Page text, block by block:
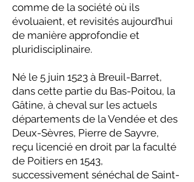
comme de la société où ils
évoluaient, et revisités aujourd’hui
de manière approfondie et
pluridisciplinaire.
Né le 5 juin 1523 à Breuil-Barret,
dans cette partie du Bas-Poitou, la
Gâtine, à cheval sur les actuels
départements de la Vendée et des
Deux-Sèvres, Pierre de Sayvre,
reçu licencié en droit par la faculté
de Poitiers en 1543,
successivement sénéchal de Saint-